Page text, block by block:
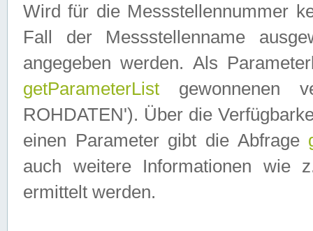
Wird für die Messstellennummer
Fall der Messstellenname
angegeben werden. Als
getParameterList gewonnenen
ROHDATEN'). Über die
einen Parameter gibt die Abfrage
auch weitere Informationen wie
ermittelt werden.